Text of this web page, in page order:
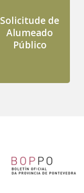
Solicitude de
Alumeado
Público